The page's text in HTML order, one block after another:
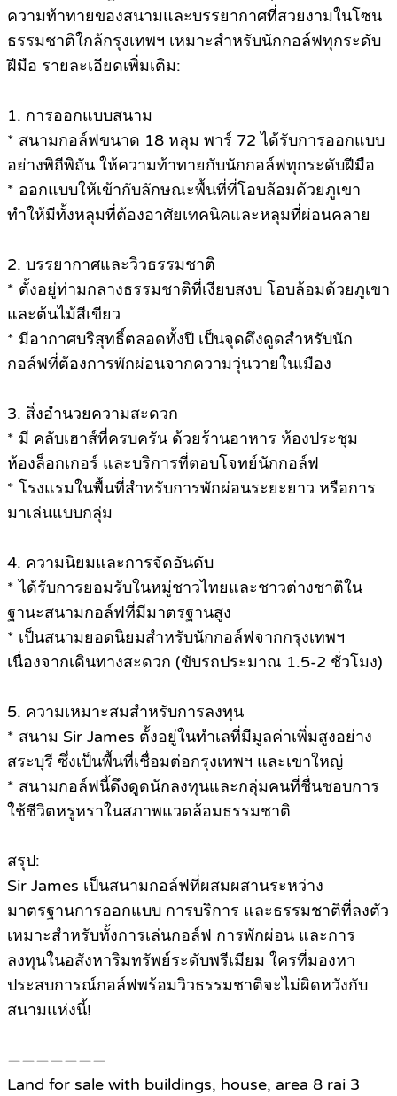
ความท้าทายของสนามและบรรยากาศที่สวยงามในโซน
ธรรมชาติใกล้กรุงเทพฯ เหมาะสำหรับนักกอล์ฟทุกระดับ
ฝีมือ รายละเอียดเพิ่มเติม:
1. การออกแบบสนาม
* สนามกอล์ฟขนาด 18 หลุม พาร์ 72 ได้รับการออกแบบ
อย่างพิถีพิถัน ให้ความท้าทายกับนักกอล์ฟทุกระดับฝีมือ
* ออกแบบให้เข้ากับลักษณะพื้นที่ที่โอบล้อมด้วยภูเขา
ทำให้มีทั้งหลุมที่ต้องอาศัยเทคนิคและหลุมที่ผ่อนคลาย
2. บรรยากาศและวิวธรรมชาติ
* ตั้งอยู่ท่ามกลางธรรมชาติที่เงียบสงบ โอบล้อมด้วยภูเขา
และต้นไม้สีเขียว
* มีอากาศบริสุทธิ์ตลอดทั้งปี เป็นจุดดึงดูดสำหรับนัก
กอล์ฟที่ต้องการพักผ่อนจากความวุ่นวายในเมือง
3. สิ่งอำนวยความสะดวก
* มี คลับเฮาส์ที่ครบครัน ด้วยร้านอาหาร ห้องประชุม
ห้องล็อกเกอร์ และบริการที่ตอบโจทย์นักกอล์ฟ
* โรงแรมในพื้นที่สำหรับการพักผ่อนระยะยาว หรือการ
มาเล่นแบบกลุ่ม
4. ความนิยมและการจัดอันดับ
* ได้รับการยอมรับในหมู่ชาวไทยและชาวต่างชาติใน
ฐานะสนามกอล์ฟที่มีมาตรฐานสูง
* เป็นสนามยอดนิยมสำหรับนักกอล์ฟจากกรุงเทพฯ
เนื่องจากเดินทางสะดวก (ขับรถประมาณ 1.5-2 ชั่วโมง)
5. ความเหมาะสมสำหรับการลงทุน
* สนาม Sir James ตั้งอยู่ในทำเลที่มีมูลค่าเพิ่มสูงอย่าง
สระบุรี ซึ่งเป็นพื้นที่เชื่อมต่อกรุงเทพฯ และเขาใหญ่
* สนามกอล์ฟนี้ดึงดูดนักลงทุนและกลุ่มคนที่ชื่นชอบการ
ใช้ชีวิตหรูหราในสภาพแวดล้อมธรรมชาติ
สรุป:
Sir James เป็นสนามกอล์ฟที่ผสมผสานระหว่าง
มาตรฐานการออกแบบ การบริการ และธรรมชาติที่ลงตัว
เหมาะสำหรับทั้งการเล่นกอล์ฟ การพักผ่อน และการ
ลงทุนในอสังหาริมทรัพย์ระดับพรีเมียม ใครที่มองหา
ประสบการณ์กอล์ฟพร้อมวิวธรรมชาติจะไม่ผิดหวังกับ
สนามแห่งนี้!
———————
Land for sale with buildings, house, area 8 rai 3